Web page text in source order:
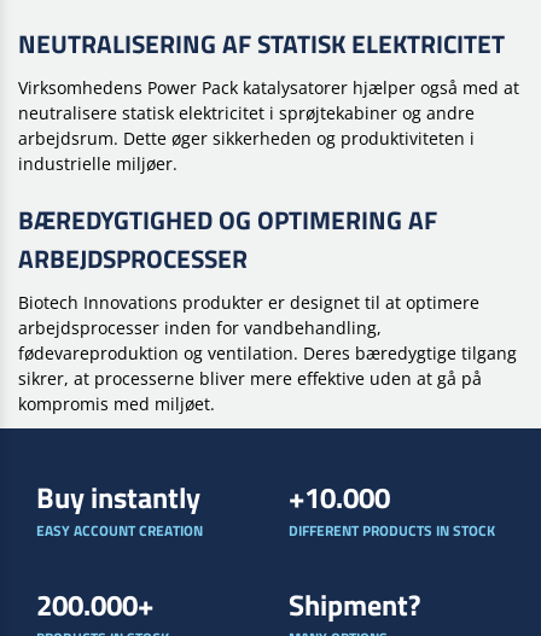
NEUTRALISERING AF STATISK ELEKTRICITET
Virksomhedens Power Pack katalysatorer hjælper også med at
neutralisere statisk elektricitet i sprøjtekabiner og andre
arbejdsrum. Dette øger sikkerheden og produktiviteten i
industrielle miljøer.
BÆREDYGTIGHED OG OPTIMERING AF
ARBEJDSPROCESSER
Biotech Innovations produkter er designet til at optimere
arbejdsprocesser inden for vandbehandling,
fødevareproduktion og ventilation. Deres bæredygtige tilgang
sikrer, at processerne bliver mere effektive uden at gå på
kompromis med miljøet.
Buy instantly
EASY ACCOUNT CREATION
+10.000
DIFFERENT PRODUCTS IN STOCK
200.000+ Shipment?